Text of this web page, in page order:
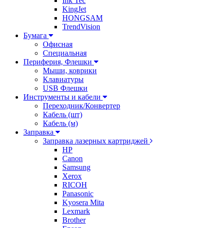
KingJet
HONGSAM
TrendVision
Бумага
Офисная
Специальная
Периферия, Флешки
Мыши, коврики
Клавиатуры
USB Флешки
Инструменты и кабели
Переходник/Конвертер
Кабель (шт)
Кабель (м)
Заправка
Заправка лазерных картриджей
HP
Canon
Samsung
Xerox
RICOH
Panasonic
Kyosera Mita
Lexmark
Brother